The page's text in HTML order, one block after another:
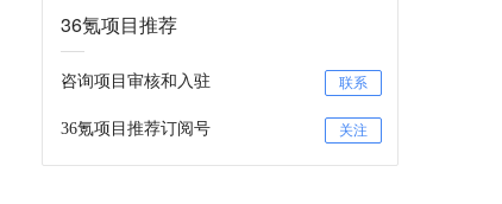
36氪项目推荐
咨询项目审核和入驻 联系
36氪项目推荐订阅号 关注